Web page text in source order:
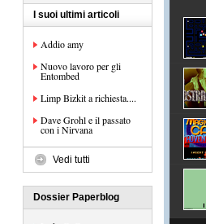
I suoi ultimi articoli
Addio amy
Nuovo lavoro per gli
Entombed
Limp Bizkit a richiesta....
Dave Grohl e il passato
con i Nirvana
Vedi tutti
Dossier Paperblog